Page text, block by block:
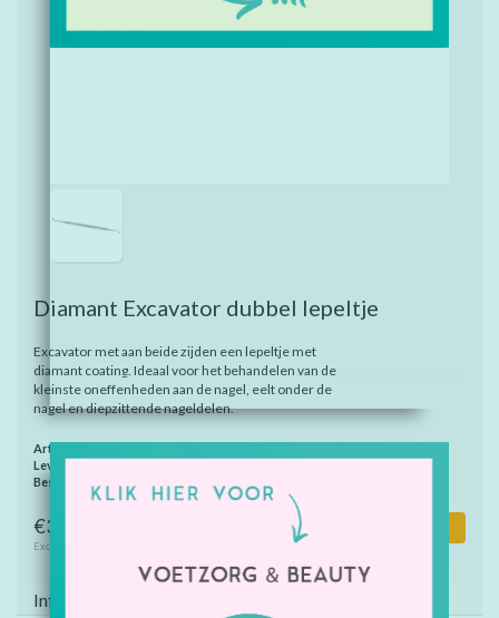
Diamant Excavator dubbel lepeltje
Excavator met aan beide zijden een lepeltje met
diamant coating. Ideaal voor het behandelen van de
kleinste oneffenheden aan de nagel, eelt onder de
nagel en diepzittende nageldelen.
Artikelnummer:
Levertijd:
Beschikbaarheid:
€38,65
Excl. btw
Toevoegen aan winkelwagen
Informatie